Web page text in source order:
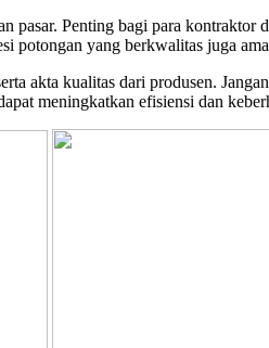
pasar. Penting bagi para kontraktor
potongan yang berkwalitas juga
akta kualitas dari produsen.
meningkatkan efisiensi dan